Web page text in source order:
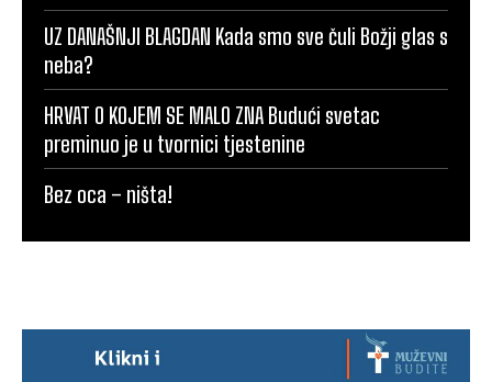
UZ DANAŠNJI BLAGDAN Kada smo sve čuli Božji glas s
neba?
HRVAT O KOJEM SE MALO ZNA Budući svetac
preminuo je u tvornici tjestenine
Bez oca – ništa!